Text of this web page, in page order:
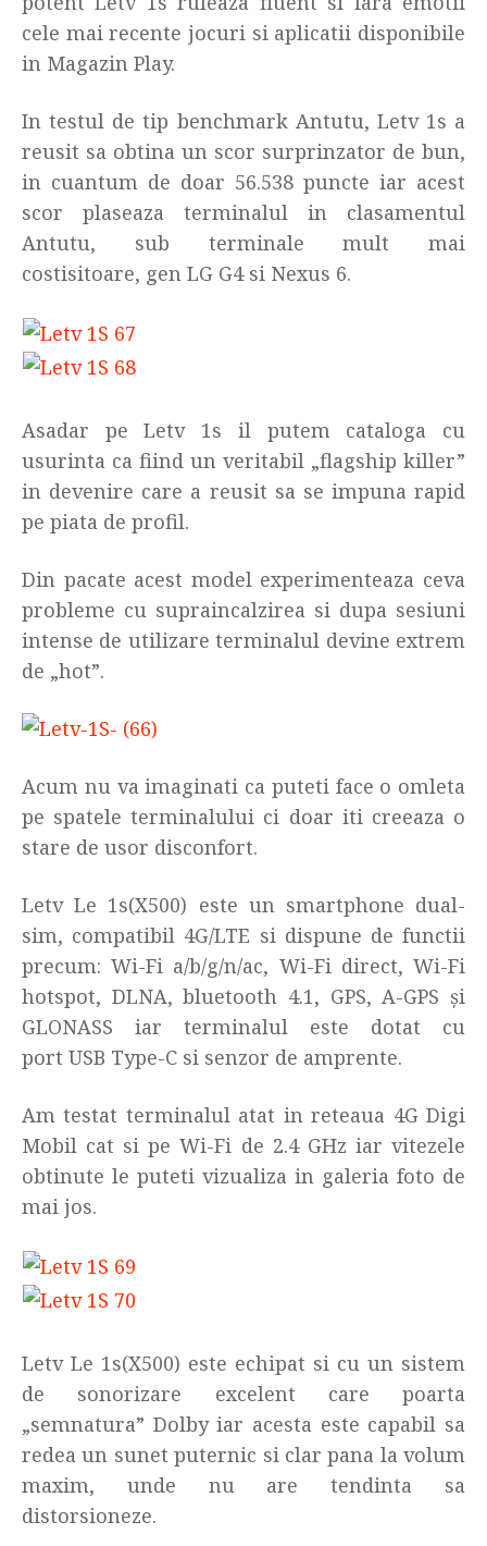
cele mai recente jocuri si aplicatii disponibile
in Magazin Play.
In testul de tip benchmark Antutu, Letv 1s a
reusit sa obtina un scor surprinzator de bun,
in cuantum de doar 56.538 puncte iar acest
scor plaseaza terminalul in clasamentul
Antutu, sub terminale mult mai
costisitoare, gen LG G4 si Nexus 6.
Asadar pe Letv 1s il putem cataloga cu
usurinta ca fiind un veritabil „flagship killer”
in devenire care a reusit sa se impuna rapid
pe piata de profil.
Din pacate acest model experimenteaza ceva
probleme cu supraincalzirea si dupa sesiuni
intense de utilizare terminalul devine extrem
de „hot”.
Acum nu va imaginati ca puteti face o omleta
pe spatele terminalului ci doar iti creeaza o
stare de usor disconfort.
Letv Le 1s(X500) este un smartphone dual-
sim, compatibil 4G/LTE si dispune de functii
precum: Wi-Fi a/b/g/n/ac, Wi-Fi direct, Wi-Fi
hotspot, DLNA, bluetooth 4.1, GPS, A-GPS și
GLONASS iar terminalul este dotat cu
port USB Type-C si senzor de amprente.
Am testat terminalul atat in reteaua 4G Digi
Mobil cat si pe Wi-Fi de 2.4 GHz iar vitezele
obtinute le puteti vizualiza in galeria foto de
mai jos.
Letv Le 1s(X500) este echipat si cu un sistem
de sonorizare excelent care poarta
„semnatura” Dolby iar acesta este capabil sa
redea un sunet puternic si clar pana la volum
maxim, unde nu are tendinta sa
distorsioneze.